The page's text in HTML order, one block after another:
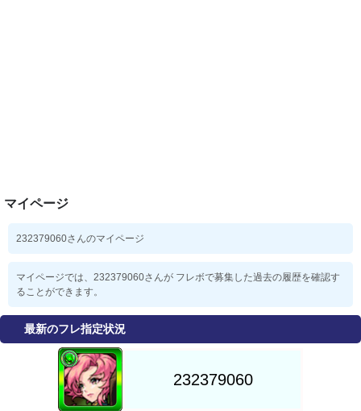
マイページ
232379060さんのマイページ
マイページでは、232379060さんが フレボで募集した過去の履歴を確認す
ることができます。
最新のフレ指定状況